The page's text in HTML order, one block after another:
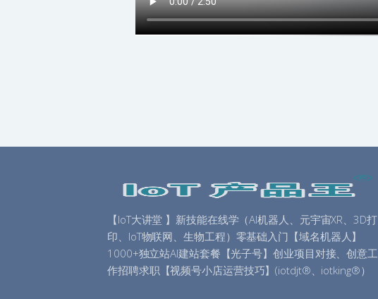
【IoT大讲堂 】新技能在线学（AI机器人、元宇宙XR、3D打
印、IoT物联网、生物工程）零基础入门【域名机器人】
1000+独立站AI建站套餐【光子号】创业项目对接、创意工
作招聘求职【视频号小店运营技巧】(iotdjt®、iotking®）